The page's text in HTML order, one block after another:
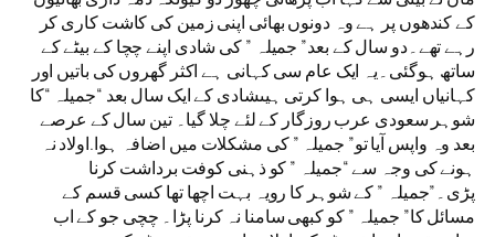
کے کندھوں پر ہے وہ دونوں بھائی اپنی زمین کی کاشت کاری کر
رہے تھے۔دو سال کے بعد” جمیلہ ” کی شادی اپنے چچا کے بیٹے کے
ساتھ ہوگئی۔یہ ایک عام سی کہانی ہے اکثر گھروں کی باتیں اور
کہانیاں ایسی ہی ہوا کرتی ہیںشادی کے ایک سال بعد “جمیلہ “کا
شوہر سعودی عرب روزگار کے لئے چلا گیا۔ تین سال کے عرصے
بعد وہ واپس آیا تو” جمیلہ ” کی مشکلات میں اضافہ ہوا.اولاد نہ
ہونے کی وجہ سے “جمیلہ ” کو ذہنی کوفت برداشت کرنا
پڑی۔”جمیلہ ” کے شوہر کا رویہ بہت اچھا تھا کسی قسم کے
مسائل کا” جمیلہ ” کو کبھی سامنا نہ کرنا پڑا۔ چچی جو کے اب